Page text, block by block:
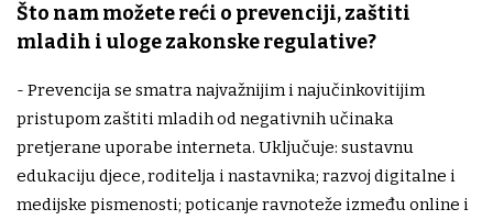
Što nam možete reći o prevenciji, zaštiti
mladih i uloge zakonske regulative?
- Prevencija se smatra najvažnijim i najučinkovitijim
pristupom zaštiti mladih od negativnih učinaka
pretjerane uporabe interneta. Uključuje: sustavnu
edukaciju djece, roditelja i nastavnika; razvoj digitalne i
medijske pismenosti; poticanje ravnoteže između online i